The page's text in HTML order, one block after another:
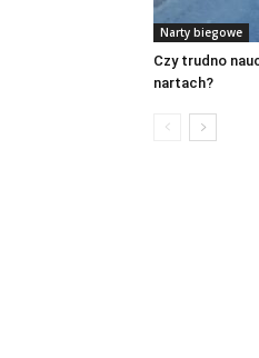
Narty biegowe
Czy trudno
nartach?